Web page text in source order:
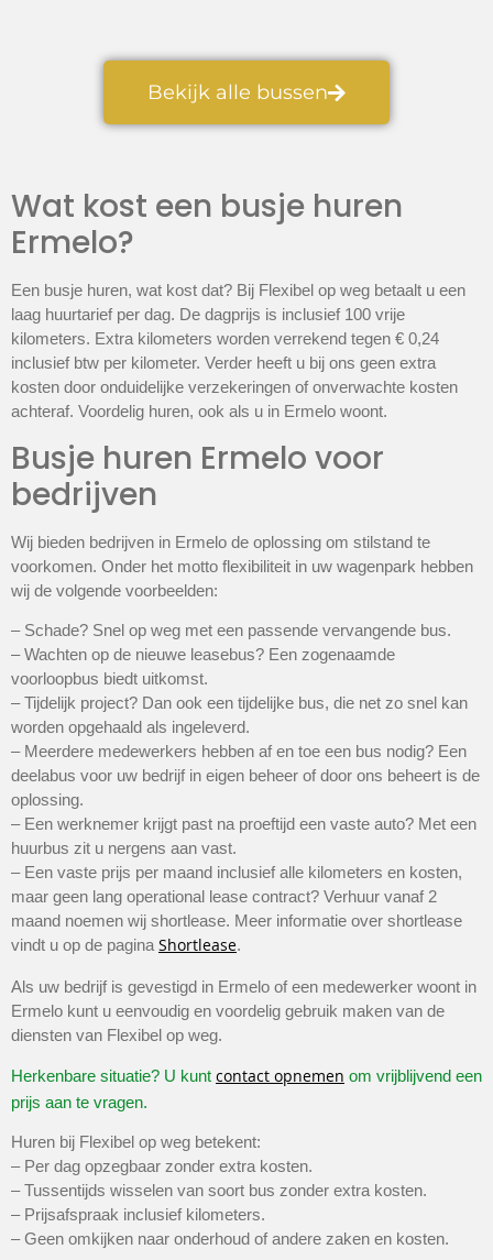
Bekijk alle bussen
Wat kost een busje huren
Ermelo?
Een busje huren, wat kost dat? Bij Flexibel op weg betaalt u een
laag huurtarief per dag. De dagprijs is inclusief 100 vrije
kilometers. Extra kilometers worden verrekend tegen € 0,24
inclusief btw per kilometer. Verder heeft u bij ons geen extra
kosten door onduidelijke verzekeringen of onverwachte kosten
achteraf. Voordelig huren, ook als u in Ermelo woont.
Busje huren Ermelo voor
bedrijven
Wij bieden bedrijven in Ermelo de oplossing om stilstand te
voorkomen. Onder het motto flexibiliteit in uw wagenpark hebben
wij de volgende voorbeelden:
– Schade? Snel op weg met een passende vervangende bus.
– Wachten op de nieuwe leasebus? Een zogenaamde
voorloopbus biedt uitkomst.
– Tijdelijk project? Dan ook een tijdelijke bus, die net zo snel kan
worden opgehaald als ingeleverd.
– Meerdere medewerkers hebben af en toe een bus nodig? Een
deelabus voor uw bedrijf in eigen beheer of door ons beheert is de
oplossing.
– Een werknemer krijgt past na proeftijd een vaste auto? Met een
huurbus zit u nergens aan vast.
– Een vaste prijs per maand inclusief alle kilometers en kosten,
maar geen lang operational lease contract? Verhuur vanaf 2
maand noemen wij shortlease. Meer informatie over shortlease
vindt u op de pagina Shortlease.
Als uw bedrijf is gevestigd in Ermelo of een medewerker woont in
Ermelo kunt u eenvoudig en voordelig gebruik maken van de
diensten van Flexibel op weg.
Herkenbare situatie? U kunt contact opnemen om vrijblijvend een
prijs aan te vragen.
Huren bij Flexibel op weg betekent:
– Per dag opzegbaar zonder extra kosten.
– Tussentijds wisselen van soort bus zonder extra kosten.
– Prijsafspraak inclusief kilometers.
– Geen omkijken naar onderhoud of andere zaken en kosten.